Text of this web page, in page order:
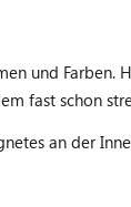
und
fast schon
an der